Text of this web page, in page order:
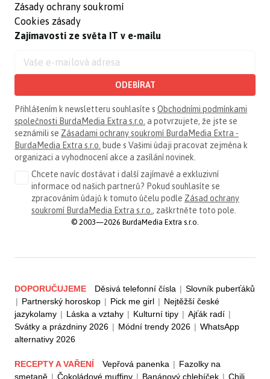
Zásady ochrany soukromí
Cookies zásady
Zajímavosti ze světa IT v e-mailu
ODEBÍRAT
Přihlášením k newsletteru souhlasíte s Obchodními podmínkami
společnosti BurdaMedia Extra s.r.o. a potvrzujete, že jste se
seznámili se Zásadami ochrany soukromí BurdaMedia Extra -
BurdaMedia Extra s.r.o. bude s Vašimi údaji pracovat zejména k
organizaci a vyhodnocení akce a zasílání novinek.
Chcete navíc dostávat i další zajímavé a exkluzivní
informace od našich partnerů? Pokud souhlasíte se
zpracováním údajů k tomuto účelu podle Zásad ochrany
soukromí BurdaMedia Extra s.r.o. , zaškrtněte toto pole.
© 2003—2026 BurdaMedia Extra s.r.o.
DOPORUČUJEME Děsivá telefonní čísla | Slovník puberťáků
| Partnerský horoskop | Pick me girl | Nejtěžší české
jazykolamy | Láska a vztahy | Kulturní tipy | Ajťák radí |
Svátky a prázdniny 2026 | Módní trendy 2026 | WhatsApp
alternativy 2026
RECEPTY A VAŘENÍ Vepřová panenka | Fazolky na
smetaně | Čokoládové muffiny | Banánový chlebíček | Chili